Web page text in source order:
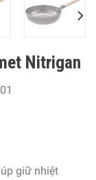
Nitrigan
giữ nhiệt